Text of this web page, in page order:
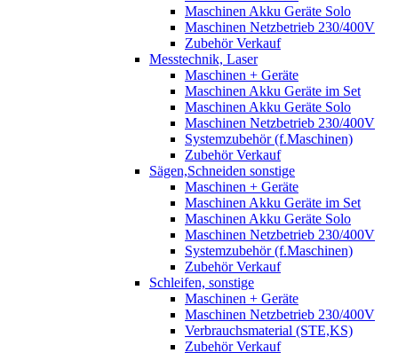
Maschinen Akku Geräte Solo
Maschinen Netzbetrieb 230/400V
Zubehör Verkauf
Messtechnik, Laser
Maschinen + Geräte
Maschinen Akku Geräte im Set
Maschinen Akku Geräte Solo
Maschinen Netzbetrieb 230/400V
Systemzubehör (f.Maschinen)
Zubehör Verkauf
Sägen,Schneiden sonstige
Maschinen + Geräte
Maschinen Akku Geräte im Set
Maschinen Akku Geräte Solo
Maschinen Netzbetrieb 230/400V
Systemzubehör (f.Maschinen)
Zubehör Verkauf
Schleifen, sonstige
Maschinen + Geräte
Maschinen Netzbetrieb 230/400V
Verbrauchsmaterial (STE,KS)
Zubehör Verkauf